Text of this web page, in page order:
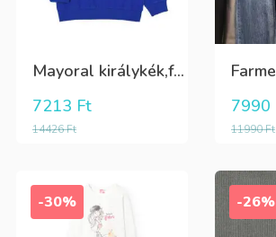
Mayoral királykék,fehér galléros hosszú ujjú póló Tini fiúknak
14426Ft
7213 Ft
11990Ft
7990
-30% -26%